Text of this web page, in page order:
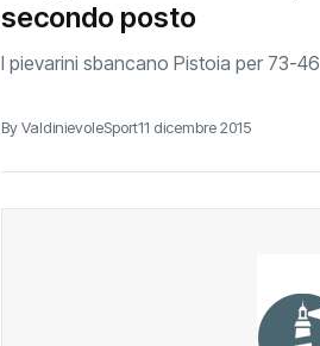
secondo posto
I pievarini sbancano Pistoia per 73-46
By ValdinievoleSport11 dicembre 2015